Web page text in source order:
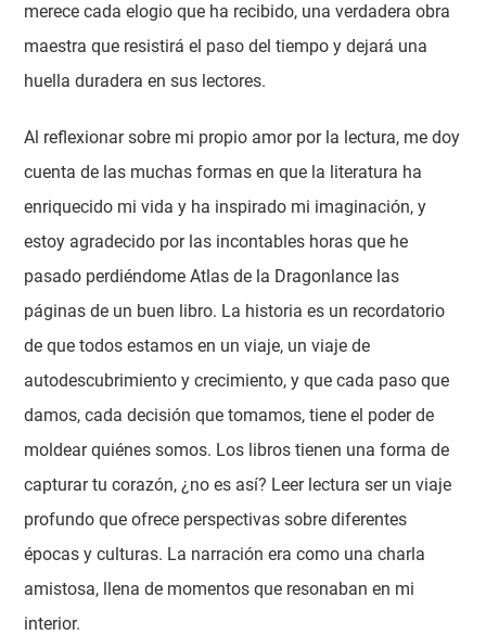
merece cada elogio que ha recibido, una verdadera obra
maestra que resistirá el paso del tiempo y dejará una
huella duradera en sus lectores.
Al reflexionar sobre mi propio amor por la lectura, me doy
cuenta de las muchas formas en que la literatura ha
enriquecido mi vida y ha inspirado mi imaginación, y
estoy agradecido por las incontables horas que he
pasado perdiéndome Atlas de la Dragonlance las
páginas de un buen libro. La historia es un recordatorio
de que todos estamos en un viaje, un viaje de
autodescubrimiento y crecimiento, y que cada paso que
damos, cada decisión que tomamos, tiene el poder de
moldear quiénes somos. Los libros tienen una forma de
capturar tu corazón, ¿no es así? Leer lectura ser un viaje
profundo que ofrece perspectivas sobre diferentes
épocas y culturas. La narración era como una charla
amistosa, llena de momentos que resonaban en mi
interior.